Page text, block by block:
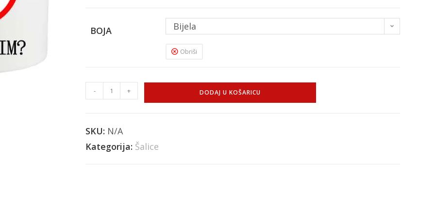
BOJA Bijela
Obriši
- + DODAJ U KOŠARICU
SKU: N/A
Kategorija: Šalice